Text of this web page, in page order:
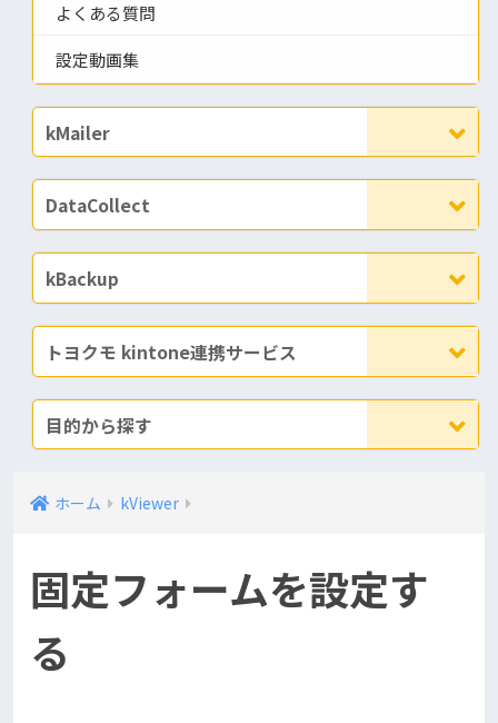
よくある質問
設定動画集
kMailer
DataCollect
kBackup
トヨクモ kintone連携サービス
目的から探す
ホーム kViewer
固定フォームを設定す
る